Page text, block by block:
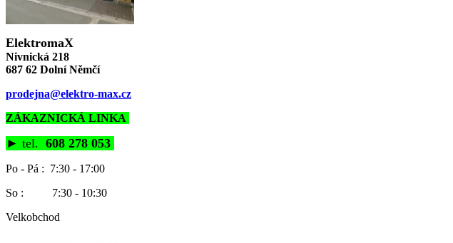
ElektromaX
Nivnická 218
687 62 Dolní Němčí
prodejna@elektro-max.cz
ZÁKAZNICKÁ LINKA
► tel. 608 278 053
Po - Pá : 7:30 - 17:00
So : 7:30 - 10:30
Velkobchod